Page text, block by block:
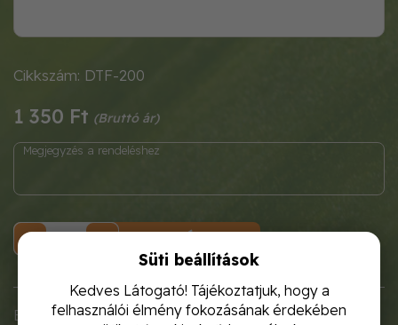
Cikkszám: DTF-200
1 350 Ft
KOSÁRBA
Elsősorban dughagymáról termeszthető fajta, a Makói
Süti beállítások
Kedves Látogató! Tájékoztatjuk, hogy a
felhasználói élmény fokozásának érdekében